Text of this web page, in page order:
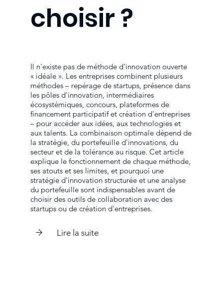
choisir ?
Il n'existe pas de méthode d'innovation ouverte
« idéale ». Les entreprises combinent plusieurs
méthodes – repérage de startups, présence dans
les pôles d'innovation, intermédiaires
écosystémiques, concours, plateformes de
financement participatif et création d'entreprises
– pour accéder aux idées, aux technologies et
aux talents. La combinaison optimale dépend de
la stratégie, du portefeuille d'innovations, du
secteur et de la tolérance au risque. Cet article
explique le fonctionnement de chaque méthode,
ses atouts et ses limites, et pourquoi une
stratégie d'innovation structurée et une analyse
du portefeuille sont indispensables avant de
choisir des outils de collaboration avec des
startups ou de création d'entreprises.
Lire la suite